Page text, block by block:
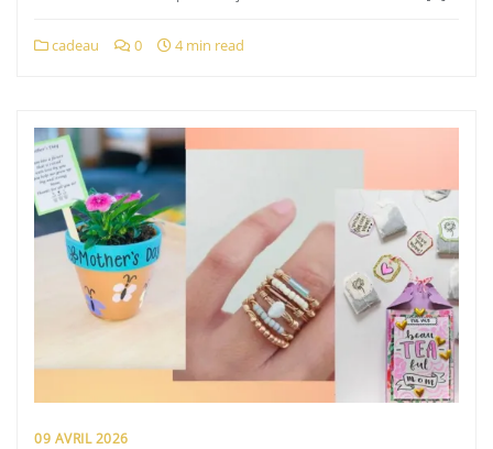
cadeau 0 4 min read
09 AVRIL 2026